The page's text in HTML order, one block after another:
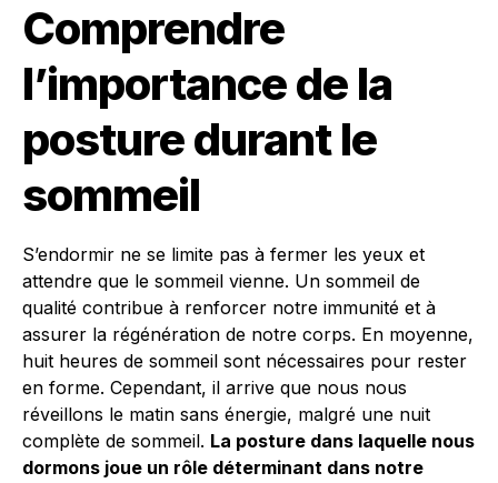
Comprendre
l’importance de la
posture durant le
sommeil
S’endormir ne se limite pas à fermer les yeux et
attendre que le sommeil vienne. Un sommeil de
qualité contribue à renforcer notre immunité et à
assurer la régénération de notre corps. En moyenne,
huit heures de sommeil sont nécessaires pour rester
en forme. Cependant, il arrive que nous nous
réveillons le matin sans énergie, malgré une nuit
complète de sommeil. La posture dans laquelle nous
dormons joue un rôle déterminant dans notre